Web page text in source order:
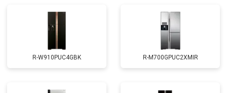
R-W910PUC4GBK R-M700GPUC2XMIR